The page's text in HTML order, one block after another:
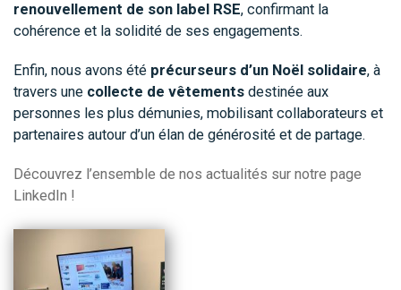
renouvellement de son label RSE, confirmant la
cohérence et la solidité de ses engagements.
Enfin, nous avons été précurseurs d’un Noël solidaire, à
travers une collecte de vêtements destinée aux
personnes les plus démunies, mobilisant collaborateurs et
partenaires autour d’un élan de générosité et de partage.
Découvrez l’ensemble de nos actualités sur notre page
LinkedIn !